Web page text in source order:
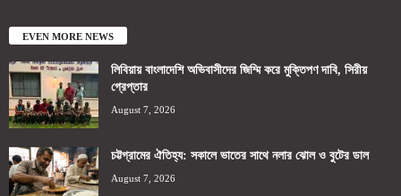
EVEN MORE NEWS
লিবিয়ায় বাংলাদেশি অভিবাসীদের জিম্মি করে মুক্তিপণ দাবি, সিরীয়
গ্রেপ্তার
August 7, 2026
চট্টগ্রামের ঐতিহ্য: সকালে ভাতের সাথে নলার ঝোল ও বুটের ডাল
August 7, 2026